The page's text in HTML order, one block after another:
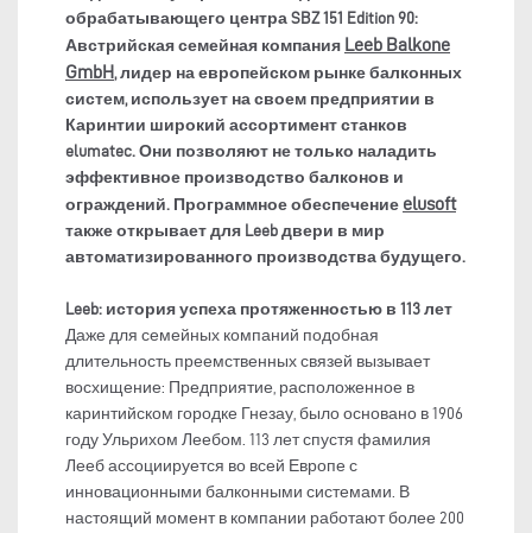
обрабатывающего центра SBZ 151 Edition 90:
Австрийская семейная компания Leeb Balkone
GmbH, лидер на европейском рынке балконных
систем, использует на своем предприятии в
Каринтии широкий ассортимент станков
elumatec. Они позволяют не только наладить
эффективное производство балконов и
ограждений. Программное обеспечение elusoft
также открывает для Leeb двери в мир
автоматизированного производства будущего.
Leeb: история успеха протяженностью в 113 лет
Даже для семейных компаний подобная
длительность преемственных связей вызывает
восхищение: Предприятие, расположенное в
каринтийском городке Гнезау, было основано в 1906
году Ульрихом Леебом. 113 лет спустя фамилия
Лееб ассоциируется во всей Европе с
инновационными балконными системами. В
настоящий момент в компании работают более 200